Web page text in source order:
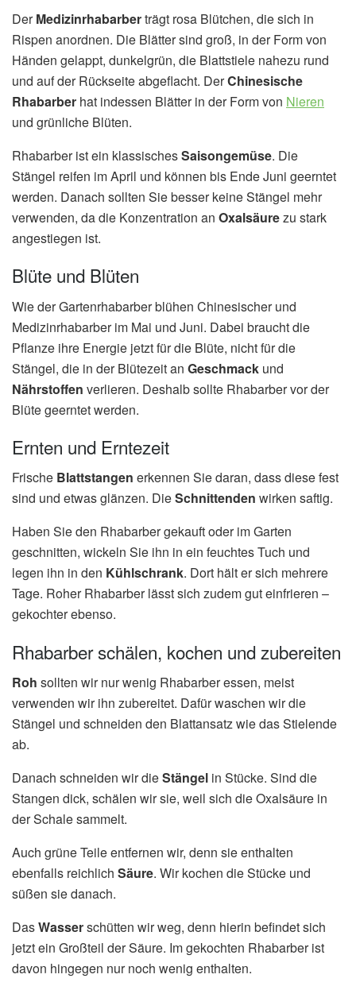
DerMedizinrhabarberträgt rosa Blütchen, die sich in
Rispen anordnen. Die Blätter sind groß, in der Form von
Händen gelappt, dunkelgrün, die Blattstiele nahezu rund
und auf der Rückseite abgeflacht. DerChinesische
Rhabarber hat indessen Blätter in der Form von Nieren
und grünliche Blüten.
Rhabarber ist ein klassischesSaisongemüse. Die
Stängel reifen im April und können bis Ende Juni geerntet
werden. Danach sollten Sie besser keine Stängel mehr
verwenden, da die Konzentration an Oxalsäurezu stark
angestiegen ist.
Blüte und Blüten
Wie der Gartenrhabarber blühen Chinesischer und
Medizinrhabarber im Mai und Juni. Dabei braucht die
Pflanze ihre Energie jetzt für die Blüte, nicht für die
Stängel, die in der Blütezeit an Geschmack und
Nährstoffen verlieren. Deshalb sollte Rhabarber vor der
Blüte geerntet werden.
Ernten und Erntezeit
Frische Blattstangen erkennen Sie daran, dass diese fest
sind und etwas glänzen. DieSchnittenden wirken saftig.
Haben Sie den Rhabarber gekauft oder im Garten
geschnitten, wickeln Sie ihn in ein feuchtes Tuch und
legen ihn in den Kühlschrank. Dort hält er sich mehrere
Tage. Roher Rhabarber lässt sich zudem gut einfrieren –
gekochter ebenso.
Rhabarber schälen, kochen und zubereiten
Roh sollten wir nur wenig Rhabarber essen, meist
verwenden wir ihn zubereitet. Dafür waschen wir die
Stängel und schneiden den Blattansatz wie das Stielende
ab.
Danach schneiden wir dieStängel in Stücke. Sind die
Stangen dick, schälen wir sie, weil sich die Oxalsäure in
der Schale sammelt.
Auch grüne Teile entfernen wir, denn sie enthalten
ebenfalls reichlich Säure. Wir kochen die Stücke und
süßen sie danach.
DasWasserschütten wir weg, denn hierin befindet sich
jetzt ein Großteil der Säure. Im gekochten Rhabarber ist
davon hingegen nur noch wenig enthalten.